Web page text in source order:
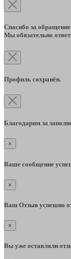
Спасибо за
Мы обязательно
Профиль сохранён.
Благодарим за
×
Ваше сообщение
×
Ваш Отзыв успешно
×
Вы уже оставляли